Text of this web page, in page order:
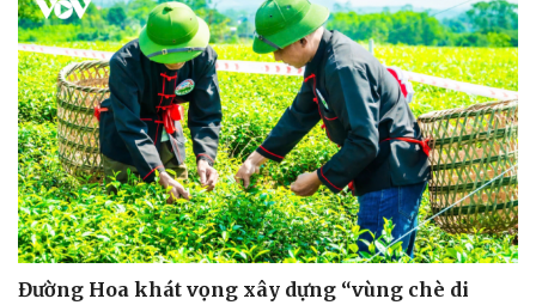
Đường Hoa khát vọng xây dựng “vùng chè di